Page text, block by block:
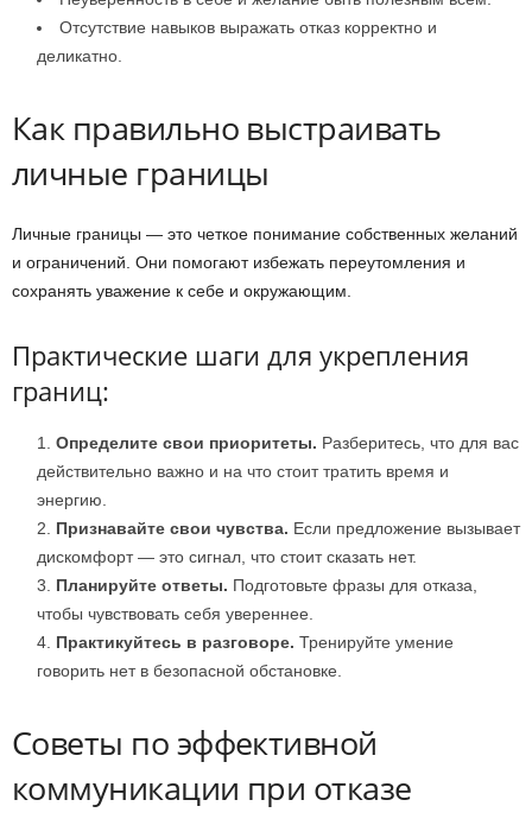
Отсутствие навыков выражать отказ корректно и
деликатно.
Как правильно выстраивать
личные границы
Личные границы — это четкое понимание собственных желаний
и ограничений. Они помогают избежать переутомления и
сохранять уважение к себе и окружающим.
Практические шаги для укрепления
границ:
Определите свои приоритеты. Разберитесь, что для вас
действительно важно и на что стоит тратить время и
энергию.
Признавайте свои чувства. Если предложение вызывает
дискомфорт — это сигнал, что стоит сказать нет.
Планируйте ответы. Подготовьте фразы для отказа,
чтобы чувствовать себя увереннее.
Практикуйтесь в разговоре. Тренируйте умение
говорить нет в безопасной обстановке.
Советы по эффективной
коммуникации при отказе